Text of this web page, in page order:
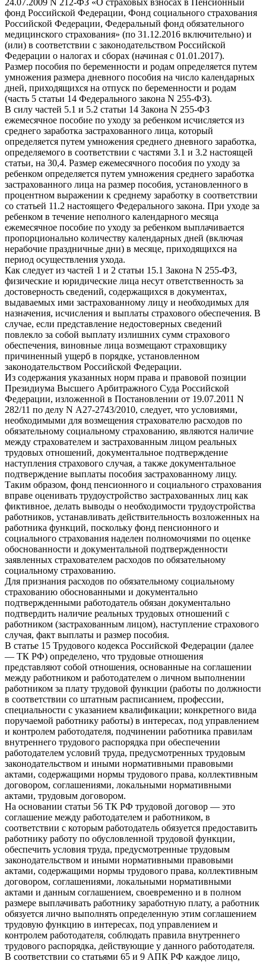
фонд Российской Федерации, Фонд социального страхования
Российской Федерации, Федеральный фонд обязательного
медицинского страхования» (по 31.12.2016 включительно) и
(или) в соответствии с законодательством Российской
Федерации о налогах и сборах (начиная с 01.01.2017).
Размер пособия по беременности и родам определяется путем
умножения размера дневного пособия на число календарных
дней, приходящихся на отпуск по беременности и родам
(часть 5 статьи 14 Федерального закона N 255-ФЗ).
В силу частей 5.1 и 5.2 статьи 14 Закона N 255-ФЗ
ежемесячное пособие по уходу за ребенком исчисляется из
среднего заработка застрахованного лица, который
определяется путем умножения среднего дневного заработка,
определяемого в соответствии с частями 3.1 и 3.2 настоящей
статьи, на 30,4. Размер ежемесячного пособия по уходу за
ребенком определяется путем умножения среднего заработка
застрахованного лица на размер пособия, установленного в
процентном выражении к среднему заработку в соответствии
со статьей 11.2 настоящего Федерального закона. При уходе за
ребенком в течение неполного календарного месяца
ежемесячное пособие по уходу за ребенком выплачивается
пропорционально количеству календарных дней (включая
нерабочие праздничные дни) в месяце, приходящихся на
период осуществления ухода.
Как следует из частей 1 и 2 статьи 15.1 Закона N 255-ФЗ,
физические и юридические лица несут ответственность за
достоверность сведений, содержащихся в документах,
выдаваемых ими застрахованному лицу и необходимых для
назначения, исчисления и выплаты страхового обеспечения. В
случае, если представление недостоверных сведений
повлекло за собой выплату излишних сумм страхового
обеспечения, виновные лица возмещают страховщику
причиненный ущерб в порядке, установленном
законодательством Российской Федерации.
Из содержания указанных норм права и правовой позиции
Президиума Высшего Арбитражного Суда Российской
Федерации, изложенной в Постановлении от 19.07.2011 N
282/11 по делу N А27-2743/2010, следует, что условиями,
необходимыми для возмещения страхователю расходов по
обязательному социальному страхованию, являются наличие
между страхователем и застрахованным лицом реальных
трудовых отношений, документальное подтверждение
наступления страхового случая, а также документальное
подтверждение выплаты пособия застрахованному лицу.
Таким образом, фонд пенсионного и социального страхования
вправе оценивать трудоустройство застрахованных лиц как
фиктивное, делать выводы о необходимости трудоустройства
работников, устанавливать действительность возложенных на
работника функций, поскольку фонд пенсионного и
социального страхования наделен полномочиями по оценке
обоснованности и документальной подтвержденности
заявленных страхователем расходов по обязательному
социальному страхованию.
Для признания расходов по обязательному социальному
страхованию обоснованными и документально
подтвержденными работодатель обязан документально
подтвердить наличие реальных трудовых отношений с
работником (застрахованным лицом), наступление страхового
случая, факт выплаты и размер пособия.
В статье 15 Трудового кодекса Российской Федерации (далее
— ТК РФ) определено, что трудовые отношения
представляют собой отношения, основанные на соглашении
между работником и работодателем о личном выполнении
работником за плату трудовой функции (работы по должности
в соответствии со штатным расписанием, профессии,
специальности с указанием квалификации; конкретного вида
поручаемой работнику работы) в интересах, под управлением
и контролем работодателя, подчинении работника правилам
внутреннего трудового распорядка при обеспечении
работодателем условий труда, предусмотренных трудовым
законодательством и иными нормативными правовыми
актами, содержащими нормы трудового права, коллективным
договором, соглашениями, локальными нормативными
актами, трудовым договором.
На основании статьи 56 ТК РФ трудовой договор — это
соглашение между работодателем и работником, в
соответствии с которым работодатель обязуется предоставить
работнику работу по обусловленной трудовой функции,
обеспечить условия труда, предусмотренные трудовым
законодательством и иными нормативными правовыми
актами, содержащими нормы трудового права, коллективным
договором, соглашениями, локальными нормативными
актами и данным соглашением, своевременно и в полном
размере выплачивать работнику заработную плату, а работник
обязуется лично выполнять определенную этим соглашением
трудовую функцию в интересах, под управлением и
контролем работодателя, соблюдать правила внутреннего
трудового распорядка, действующие у данного работодателя.
В соответствии со статьями 65 и 9 АПК РФ каждое лицо,